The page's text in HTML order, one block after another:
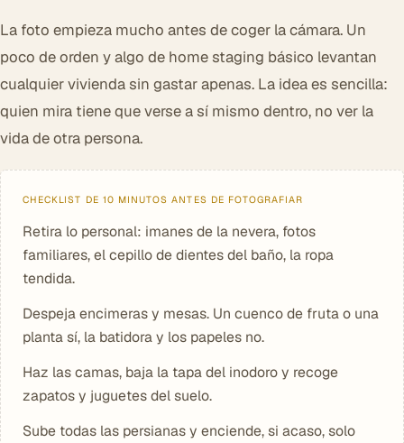
La foto empieza mucho antes de coger la cámara. Un
poco de orden y algo de home staging básico levantan
cualquier vivienda sin gastar apenas. La idea es sencilla:
quien mira tiene que verse a sí mismo dentro, no ver la
vida de otra persona.
CHECKLIST DE 10 MINUTOS ANTES DE FOTOGRAFIAR
Retira lo personal: imanes de la nevera, fotos
familiares, el cepillo de dientes del baño, la ropa
tendida.
Despeja encimeras y mesas. Un cuenco de fruta o una
planta sí, la batidora y los papeles no.
Haz las camas, baja la tapa del inodoro y recoge
zapatos y juguetes del suelo.
Sube todas las persianas y enciende, si acaso, solo